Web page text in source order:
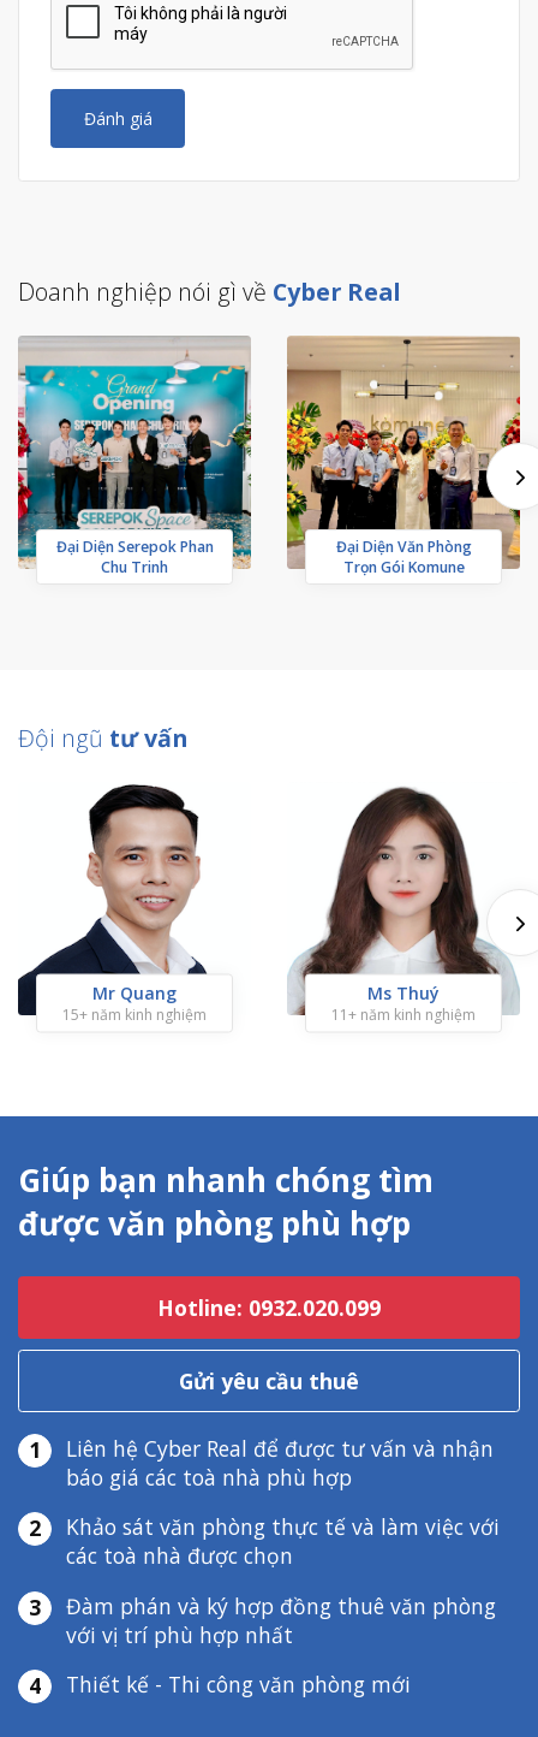
Đánh giá
Doanh nghiệp nói gì về Cyber Real
Đại Diện Serepok Phan
Chu Trinh
Đại Diện Văn Phòng
Trọn Gói Komune
Đội ngũ tư vấn
Mr Quang
15+ năm kinh nghiệm
Ms Thuý
11+ năm kinh nghiệm
Giúp bạn nhanh chóng tìm
được văn phòng phù hợp
Hotline: 0932.020.099
Gửi yêu cầu thuê
1
Liên hệ Cyber Real để được tư vấn và nhận
báo giá các toà nhà phù hợp
2
Khảo sát văn phòng thực tế và làm việc với
các toà nhà được chọn
3
Đàm phán và ký hợp đồng thuê văn phòng
với vị trí phù hợp nhất
4
Thiết kế - Thi công văn phòng mới